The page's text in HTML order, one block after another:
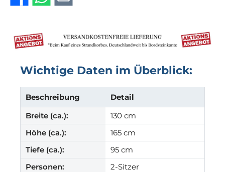
Wichtige Daten im Überblick:
Beschreibung
Detail
Breite (ca.):
130 cm
Höhe (ca.):
165 cm
Tiefe (ca.):
95 cm
Personen:
2-Sitzer